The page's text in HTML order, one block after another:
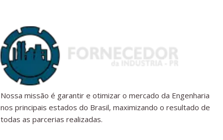
Nossa missão é garantir e otimizar o mercado da Engenharia
nos principais estados do Brasil, maximizando o resultado de
todas as parcerias realizadas.